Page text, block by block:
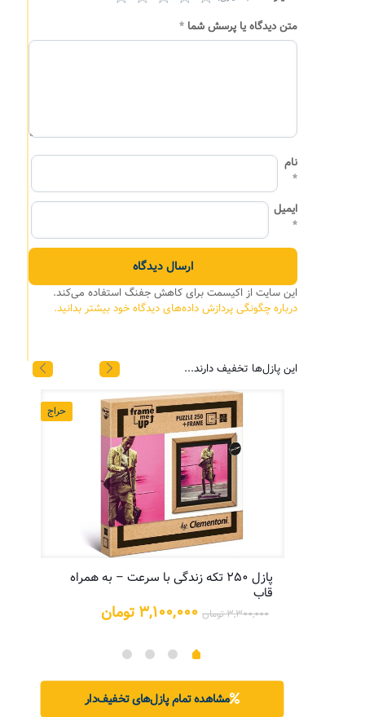
متن دیدگاه یا پرسش شما *
نام
*
ایمیل
*
این سایت از اکیسمت برای کاهش جفنگ استفاده می‌کند.
درباره چگونگی پردازش داده‌های دیدگاه خود بیشتر بدانید.
این پازل‌ها تخفیف دارند...
حراج
پازل ۲۵۰ تکه زندگی با سرعت – به همراه
قاب
۳,۳۰۰,۰۰۰تومان قیمت
اصلی:
بود.
۳,۱۰۰,۰۰۰ تومان
مشاهده تمام پازل‌های تخفیف‌دار